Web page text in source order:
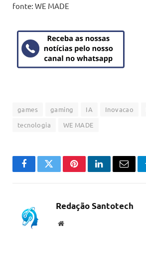
fonte: WE MADE
games gaming IA Inovacao
tecnologia
WE MADE
FacebookTwitterPinterestLinkedInEmail
Redação Santotech
Website